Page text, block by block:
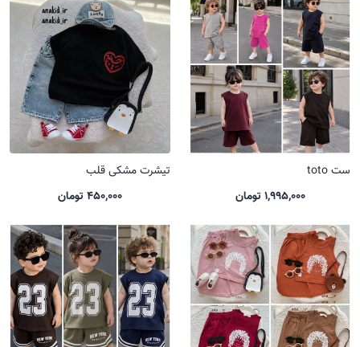
ست toto
1,995,000 تومان
تیشرت مشکی قلب
450,000 تومان